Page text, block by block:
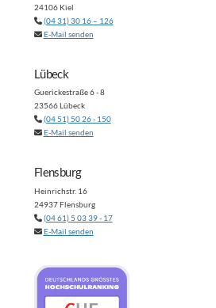
24106 Kiel
(04 31) 30 16 – 126
E-Mail senden
Lübeck
Guerickestraße 6 - 8
23566 Lübeck
(04 51) 50 26 - 150
E-Mail senden
Flensburg
Heinrichstr. 16
24937 Flensburg
(04 61) 5 03 39 - 17
E-Mail senden